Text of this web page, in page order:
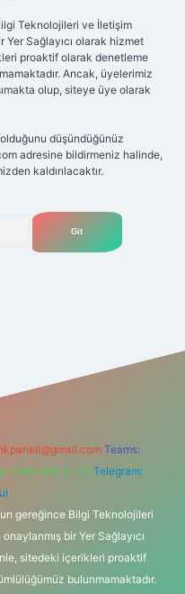
Teknolojileri ve İletişim
Yer Sağlayıcı olarak hizmet
proaktif olarak denetleme
Ancak, üyelerimiz
olup, siteye üye olarak
düşündüğünüz
adresine bildirmeniz halinde,
kaldırılacaktır.
Teams:
0262 606 0 726 Telegram:
gereğince Bilgi Teknolojileri
bir Yer Sağlayıcı
sitedeki içerikleri proaktif
bulunmamaktadır.